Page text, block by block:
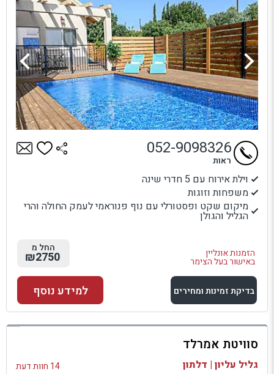
וילת אירוח עם 5 חדרי שינה
משפחות וזוגות
מיקום שקט ופסטורלי עם נוף פנוראמי לעמק החולה והרי
הגליל והגולן
הזמנות אונליין
באישור בעל הצימר
052-9098326
ראות
החל מ
₪2750
בדיקת זמינות ומחירים
למתחם זה
בדיקת זמינות ומחירים
למידע נוסף
סוויטת אמרלד
גליל עליון | דלתון 14 חוות דעת